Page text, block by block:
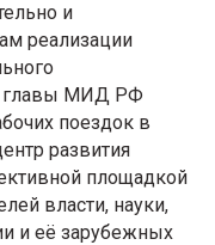
и
реализации
главы МИД РФ
поездок в
развития
площадкой
власти, науки,
и её зарубежных